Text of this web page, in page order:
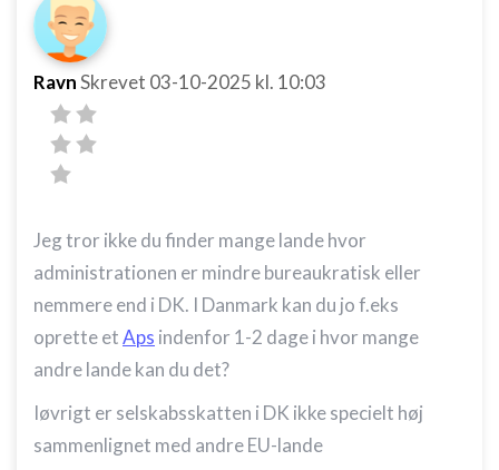
RavnSkrevet 03-10-2025 kl. 10:03
Jeg tror ikke du finder mange lande hvor
administrationen er mindre bureaukratisk eller
nemmere end i DK. I Danmark kan du jo f.eks
oprette etAps indenfor 1-2 dage i hvor mange
andre lande kan du det?
Iøvrigt er selskabsskatten i DK ikke specielt høj
sammenlignet med andre EU-lande